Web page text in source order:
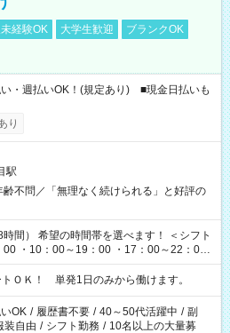
経験OK 大学生歓迎
ブランクOK
・週払いOK！(規定あり) ■現金日払いも
り
駅
齢不問／「無理なく続けられる」と好評の
す！ ＜シフト
00 ・10：00～19：00 ・17：00～22：00
22：00～翌6：00 など
トＯＫ！ 単発1日のみから働けます。
OK / 履歴書不要 / 40～50代活躍中 / 副
装自由 / シフト勤務 / 10名以上の大量募